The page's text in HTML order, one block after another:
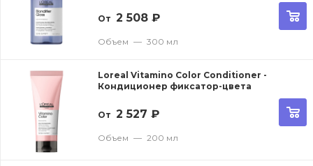
От 2 508 ₽
Объем — 300 мл
Loreal Vitamino Color Conditioner -
Кондиционер фиксатор-цвета
От 2 527 ₽
Объем — 200 мл